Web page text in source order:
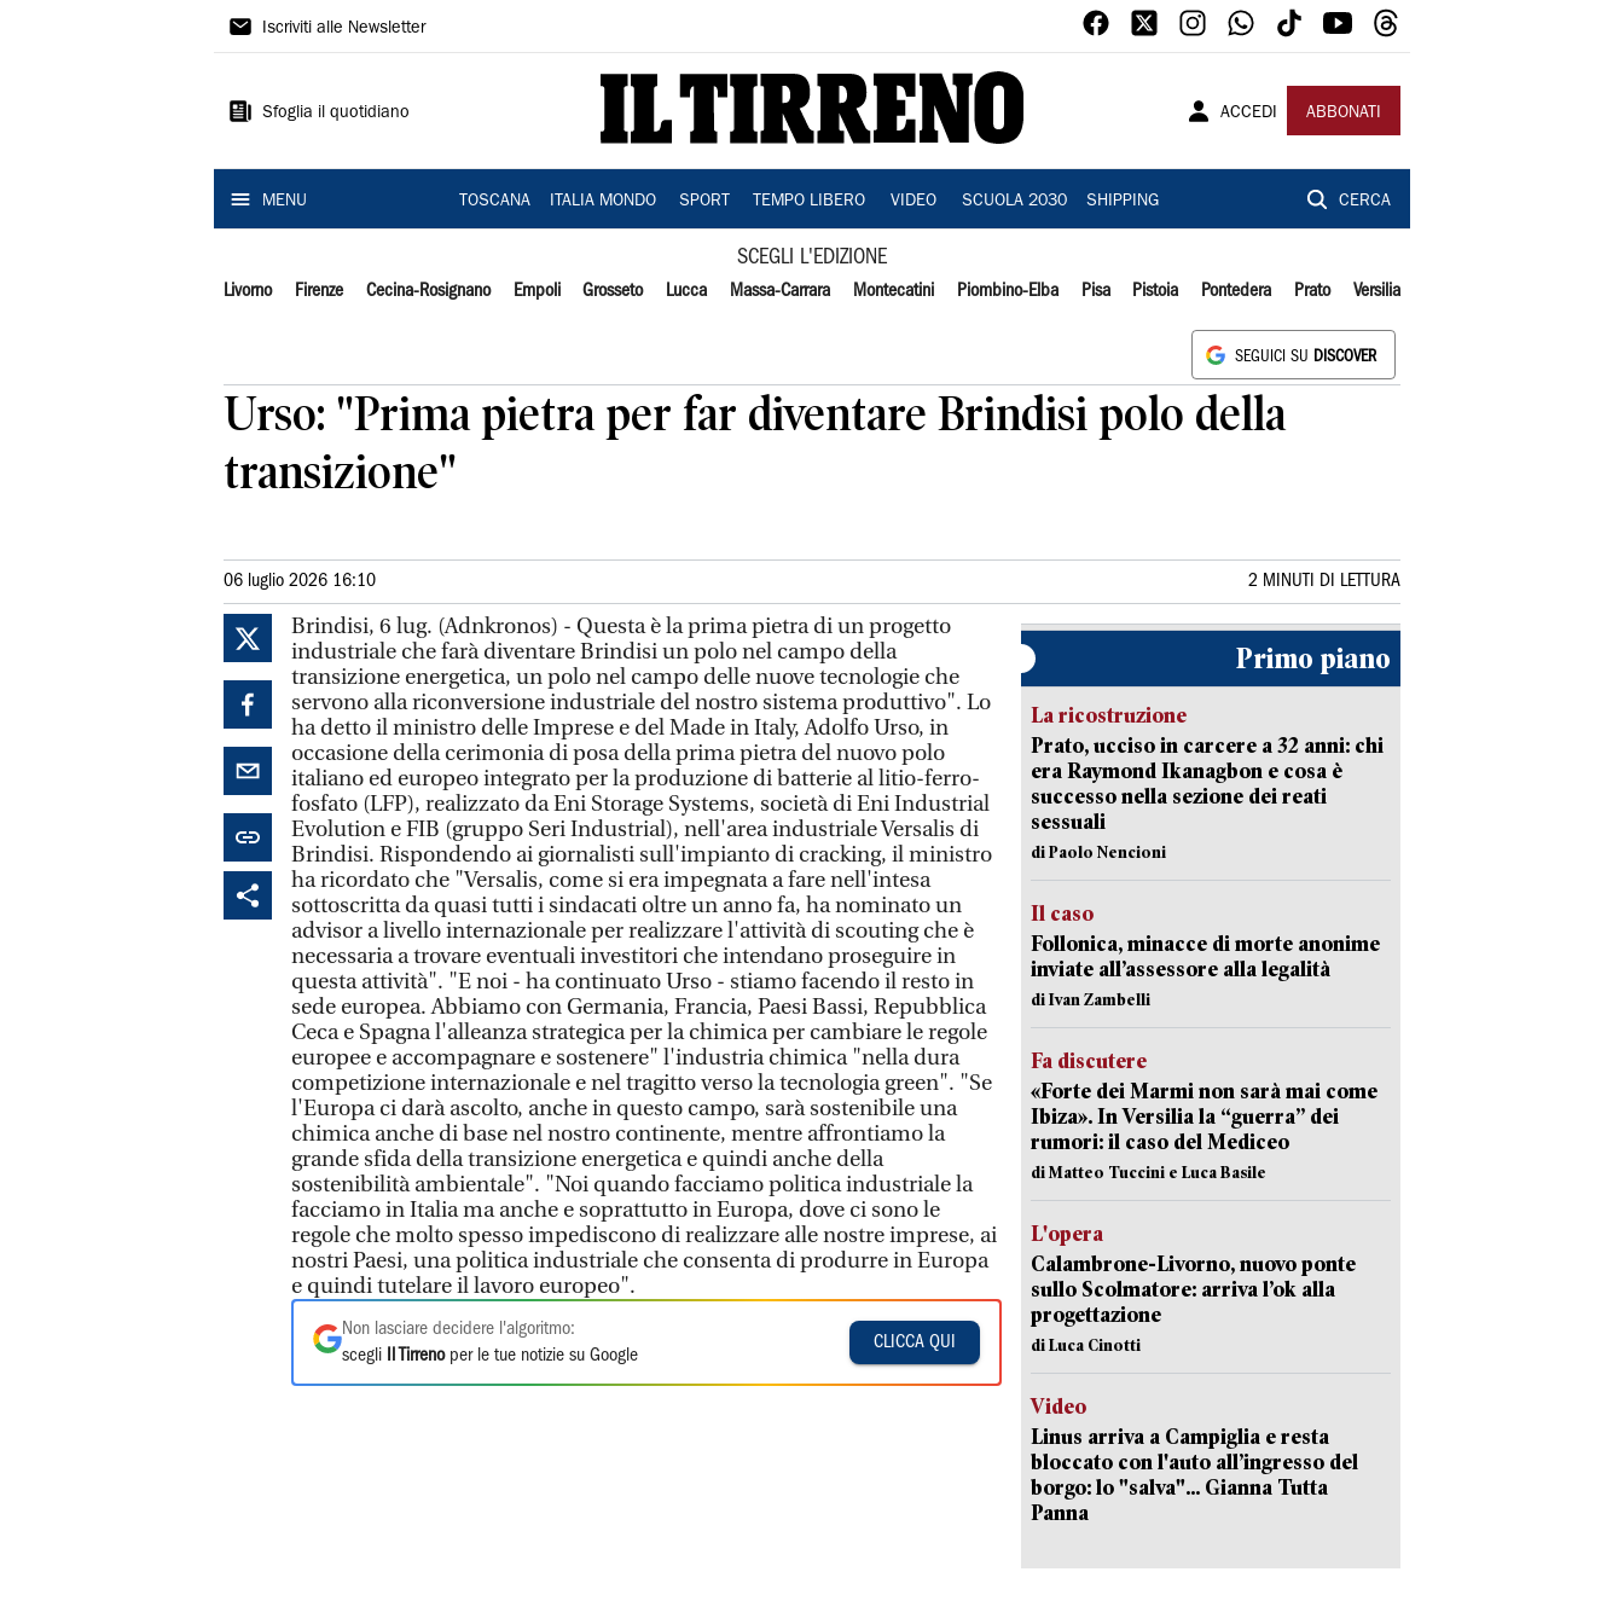
Il
Iscriviti alle Newsletter
Sfoglia il quotidiano ACCEDI ABBONATI
MENU TOSCANA ITALIA MONDO SPORT TEMPO LIBERO VIDEO SCUOLA 2030 SHIPPING CERCA
SCEGLI L'EDIZIONE
Livorno Firenze Cecina-Rosignano Empoli Grosseto Lucca Massa-Carrara Montecatini Piombino-Elba Pisa Pistoia Pontedera Prato Versilia
SEGUICI SU DISCOVER
Urso: "Prima pietra per far diventare Brindisi polo della
transizione"
06 luglio 2026 16:10 2 MINUTI DI LETTURA
Brindisi, 6 lug. (Adnkronos) - Questa è la prima pietra di un progetto
industriale che farà diventare Brindisi un polo nel campo della
transizione energetica, un polo nel campo delle nuove tecnologie che
servono alla riconversione industriale del nostro sistema produttivo". Lo
ha detto il ministro delle Imprese e del Made in Italy, Adolfo Urso, in
occasione della cerimonia di posa della prima pietra del nuovo polo
italiano ed europeo integrato per la produzione di batterie al litio-ferro-
fosfato (LFP), realizzato da Eni Storage Systems, società di Eni Industrial
Evolution e FIB (gruppo Seri Industrial), nell'area industriale Versalis di
Brindisi. Rispondendo ai giornalisti sull'impianto di cracking, il ministro
ha ricordato che "Versalis, come si era impegnata a fare nell'intesa
sottoscritta da quasi tutti i sindacati oltre un anno fa, ha nominato un
advisor a livello internazionale per realizzare l'attività di scouting che è
necessaria a trovare eventuali investitori che intendano proseguire in
questa attività". "E noi - ha continuato Urso - stiamo facendo il resto in
sede europea. Abbiamo con Germania, Francia, Paesi Bassi, Repubblica
Ceca e Spagna l'alleanza strategica per la chimica per cambiare le regole
europee e accompagnare e sostenere" l'industria chimica "nella dura
competizione internazionale e nel tragitto verso la tecnologia green". "Se
l'Europa ci darà ascolto, anche in questo campo, sarà sostenibile una
chimica anche di base nel nostro continente, mentre affrontiamo la
grande sfida della transizione energetica e quindi anche della
sostenibilità ambientale". "Noi quando facciamo politica industriale la
facciamo in Italia ma anche e soprattutto in Europa, dove ci sono le
regole che molto spesso impediscono di realizzare alle nostre imprese, ai
nostri Paesi, una politica industriale che consenta di produrre in Europa
e quindi tutelare il lavoro europeo".
Non lasciare decidere l'algoritmo:
scegli
Il Tirrenoper le tue notizie su Google
CLICCA QUI
Primo piano
La ricostruzione
Prato, ucciso in carcere a 32 anni: chi
era Raymond Ikanagbon e cosa è
successo nella sezione dei reati
sessuali
di Paolo Nencioni
Il caso
Follonica, minacce di morte anonime
inviate all’assessore alla legalità
di Ivan Zambelli
Fa discutere
«Forte dei Marmi non sarà mai come
Ibiza». In Versilia la “guerra” dei
rumori: il caso del Mediceo
di Matteo Tuccini e Luca Basile
L'opera
Calambrone-Livorno, nuovo ponte
sullo Scolmatore: arriva l’ok alla
progettazione
di Luca Cinotti
Video
Linus arriva a Campiglia e resta
bloccato con l'auto all’ingresso del
borgo: lo "salva"... Gianna Tutta
Panna